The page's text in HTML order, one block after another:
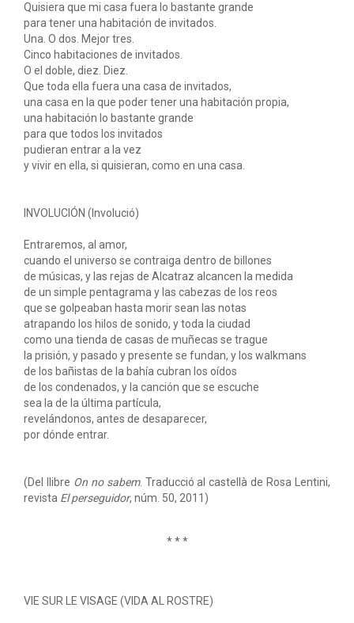
Quisiera que mi casa fuera lo bastante grande
para tener una habitación de invitados.
Una. O dos. Mejor tres.
Cinco habitaciones de invitados.
O el doble, diez. Diez.
Que toda ella fuera una casa de invitados,
una casa en la que poder tener una habitación propia,
una habitación lo bastante grande
para que todos los invitados
pudieran entrar a la vez
y vivir en ella, si quisieran, como en una casa.
INVOLUCIÓN (Involució)
Entraremos, al amor,
cuando el universo se contraiga dentro de billones
de músicas, y las rejas de Alcatraz alcancen la medida
de un simple pentagrama y las cabezas de los reos
que se golpeaban hasta morir sean las notas
atrapando los hilos de sonido, y toda la ciudad
como una tienda de casas de muñecas se trague
la prisión, y pasado y presente se fundan, y los walkmans
de los bañistas de la bahía cubran los oídos
de los condenados, y la canción que se escuche
sea la de la última partícula,
revelándonos, antes de desaparecer,
por dónde entrar.
(Del llibre On no sabem. Traducció al castellà de Rosa Lentini,
revista El perseguidor, núm. 50, 2011)
* * *
VIE SUR LE VISAGE (VIDA AL ROSTRE)